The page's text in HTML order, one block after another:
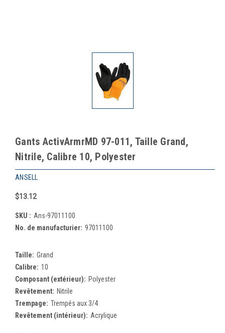
Gants ActivArmrMD 97-011, Taille Grand,
Nitrile, Calibre 10, Polyester
ANSELL
$13.12
SKU : Ans-97011100
No. de manufacturier: 97011100
Taille: Grand
Calibre: 10
Composant (extérieur): Polyester
Revêtement: Nitrile
Trempage: Trempés aux 3/4
Revêtement (intérieur): Acrylique